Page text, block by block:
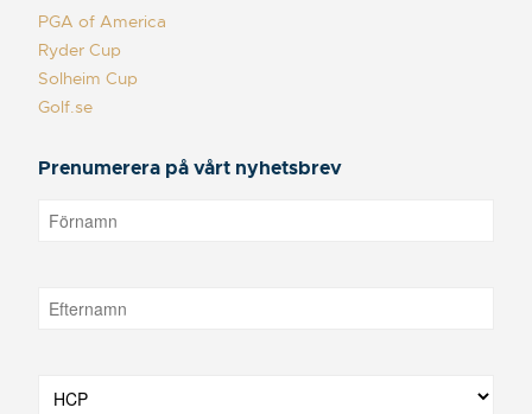
PGA of America
Ryder Cup
Solheim Cup
Golf.se
Prenumerera på vårt nyhetsbrev